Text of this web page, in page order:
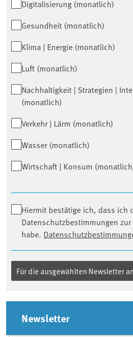
Digitalisierung (monatlich)
Gesundheit (monatlich)
Klima | Energie (monatlich)
Luft (monatlich)
Nachhaltigkeit | Strategien |
(monatlich)
Verkehr | Lärm (monatlich)
Wasser (monatlich)
Wirtschaft | Konsum
Hiermit bestätige ich, dass ich
Datenschutzbestimmungen
habe.
Seitenleiste
Newsletter